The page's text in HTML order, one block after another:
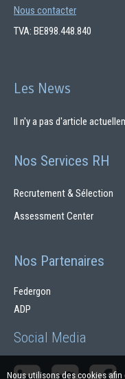
Nous contacter
TVA: BE898.448.840
Les News
Il n'y a pas d'article
Nos Services RH
Recrutement & Sélection
Assessment Center
Nos Partenaires
Federgon
ADP
Social Media
Nous utilisons des cookies